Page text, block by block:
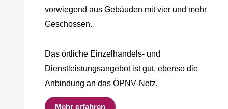
vorwiegend aus Gebäuden mit vier und mehr
Geschossen.
Das örtliche Einzelhandels‐ und
Dienstleistungsangebot ist gut, ebenso die
Anbindung an das ÖPNV‐Netz.
Mehr erfahren